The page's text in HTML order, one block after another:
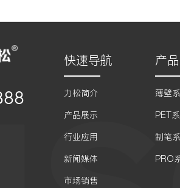
快速导航
力松简介
产品展示
行业应用
新闻媒体
市场销售
产
薄壁
PET
制笔
PRO